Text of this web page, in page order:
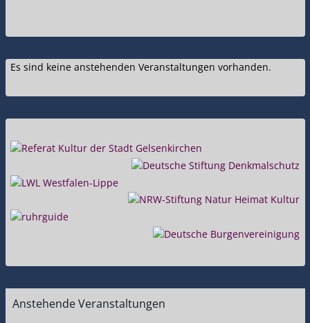
Es sind keine anstehenden Veranstaltungen vorhanden.
Anstehende Veranstaltungen